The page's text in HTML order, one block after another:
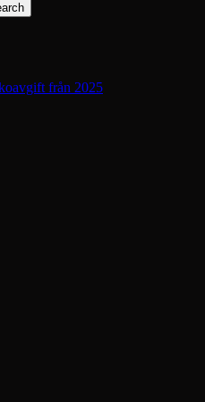
från 2025